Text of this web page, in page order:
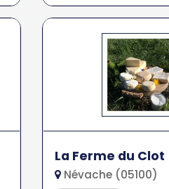
La Ferme du Clot
Névache (05100)